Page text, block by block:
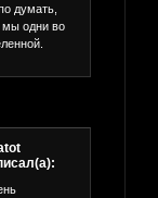
думать,
мы одни во